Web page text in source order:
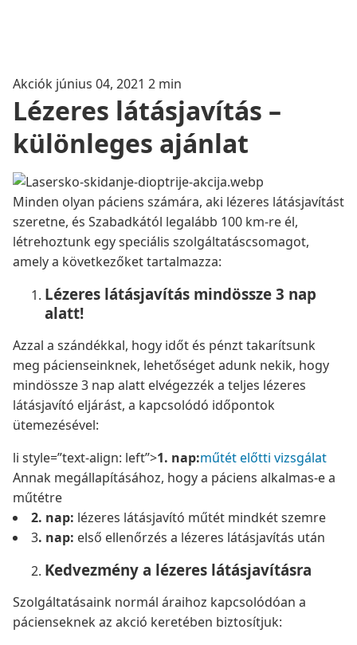
Akciók június 04, 2021 2 min
Lézeres látásjavítás –
különleges ajánlat
Minden olyan páciens számára, aki lézeres látásjavítást
szeretne, és Szabadkától legalább 100 km-re él,
létrehoztunk egy speciális szolgáltatáscsomagot,
amely a következőket tartalmazza:
Lézeres látásjavítás mindössze 3 nap
alatt!
Azzal a szándékkal, hogy időt és pénzt takarítsunk
meg pácienseinknek, lehetőséget adunk nekik, hogy
mindössze 3 nap alatt elvégezzék a teljes lézeres
látásjavító eljárást, a kapcsolódó időpontok
ütemezésével:
li style=”text-align: left”>1. nap:műtét előtti vizsgálat
Annak megállapításához, hogy a páciens alkalmas-e a
műtétre
2. nap: lézeres látásjavító műtét mindkét szemre
3. nap: első ellenőrzés a lézeres látásjavítás után
Kedvezmény a lézeres látásjavításra
Szolgáltatásaink normál áraihoz kapcsolódóan a
pácienseknek az akció keretében biztosítjuk: